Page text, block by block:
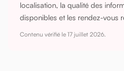
localisation, la qualité des
disponibles et les rendez-vous
Contenu vérifié le 17 juillet 2026.